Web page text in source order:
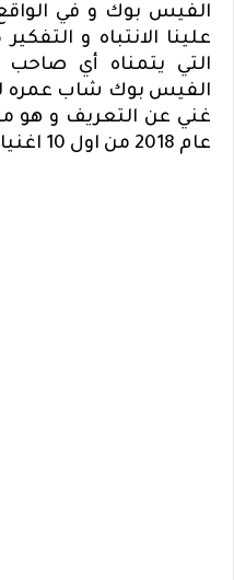
الفيس بوك و في
علينا الانتباه و
التي يتمناه أي
غني عن التعريف و هو
عام 2018 من اول 10 اغنياء العالم .